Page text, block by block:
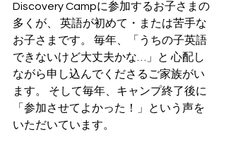
Discovery Campに参加するお子さまの
多くが、 英語が初めて・または苦手な
お子さまです。 毎年、「うちの子英語
できないけど大丈夫かな…」と 心配し
ながら申し込んでくださるご家族がい
ます。 そして毎年、キャンプ終了後に
「参加させてよかった！」という声を
いただいています。